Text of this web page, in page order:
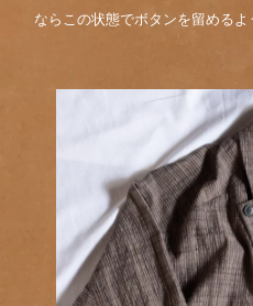
ならこの状態でボタンを留めるよ